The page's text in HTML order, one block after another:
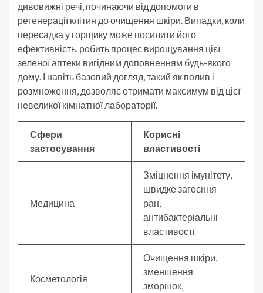
дивовижні речі, починаючи від допомоги в
регенерації клітин до очищення шкіри. Випадки, коли
пересадка у горщику може посилити його
ефективність, робить процес вирощування цієї
зеленої аптеки вигідним доповненням будь-якого
дому. І навіть базовий догляд, такий як полив і
розмноження, дозволяє отримати максимум від цієї
невеликої кімнатної лабораторії.
Сфери
застосування
Корисні
властивості
Медицина
Зміцнення імунітету,
швидке загоєння
ран,
антибактеріальні
властивості
Косметологія
Очищення шкіри,
зменшення
зморшок,